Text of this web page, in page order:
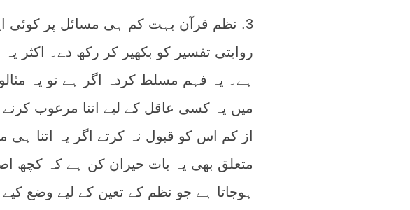
3. نظم قرآن بہت کم ہی مسائل پر
روایتی تفسیر کو بکھیر کر رکھ دے۔ اکثر
ہے۔ یہ فہم مسلط کردہ اگر ہے تو یہ
میں یہ کسی عاقل کے لیے اتنا مرعوب کرنے
از کم اس کو قبول نہ کرتے اگر یہ اتنا
متعلق بھی یہ بات حیران کن ہے کہ کچھ
ہوجاتا ہے جو نظم کے تعین کے لیے وضع